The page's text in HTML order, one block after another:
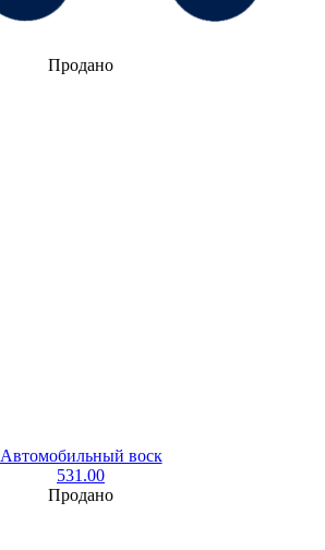
Продано
Автомобильный воск
531.00
Продано